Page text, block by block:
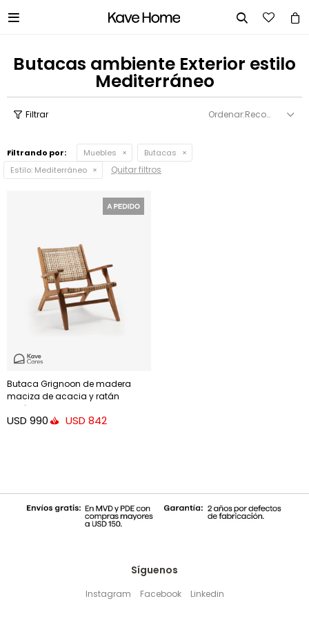
 
Butacas ambiente Exterior estilo
Mediterráneo
Recomendados
Filtrando por: Muebles
Butacas
Estilo: Mediterráneo Quitar filtros
Butaca Grignoon de madera
maciza de acacia y ratán
sintético trenzado
USD 990 USD 842
Síguenos
Instagram Facebook Linkedin